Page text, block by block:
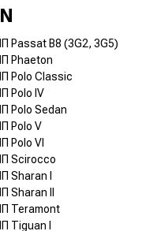
Passat B8 (3G2, 3G5)
Phaeton
Polo Classic
Polo IV
Polo Sedan
Polo V
Polo VI
Scirocco
Sharan I
Sharan II
Teramont
Tiguan I